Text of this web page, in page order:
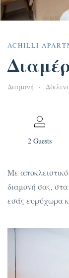
ACHILLI
Διαμονή
2 Guests
Με
διαμονή σας,
εσάς ευρύχωρα